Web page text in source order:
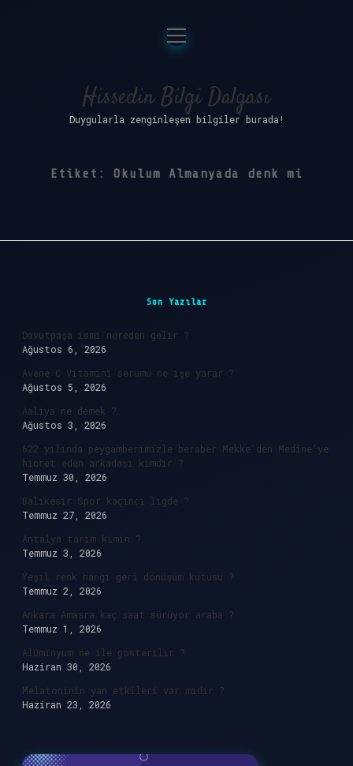
Anasayfa
Gizlilik Politikası
Yasal Uyarı
menüyü
aç
Hissedin Bilgi Dalgası
Duygularla zenginleşen bilgiler burada!
Etiket: Okulum Almanyada denk mi
Son Yazılar
Davutpaşa ismi nereden gelir ?
Ağustos 6, 2026
Avene C Vitamini serumu ne işe yarar ?
Ağustos 5, 2026
Aaliya ne demek ?
Ağustos 3, 2026
622 yılında peygamberimizle beraber Mekke’den Medine’ye
hicret eden arkadaşı kimdir ?
Temmuz 30, 2026
Balıkesir Spor kaçıncı ligde ?
Temmuz 27, 2026
Antalya tarım kimin ?
Temmuz 3, 2026
Yeşil renk hangi geri dönüşüm kutusu ?
Temmuz 2, 2026
Ankara Amasra kaç saat sürüyor araba ?
Temmuz 1, 2026
Alüminyum ne ile gösterilir ?
Haziran 30, 2026
Melatoninin yan etkileri var mıdır ?
Haziran 23, 2026